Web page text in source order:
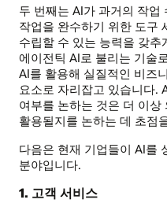
두 번째는 AI가 과거의 작
작업을 완수하기 위한 도구
수립할 수 있는 능력을 갖
에이전틱 AI로 불리는 기술
AI를 활용해 실질적인 비즈
요소로 자리잡고 있습니다.
여부를 논하는 것은 더 이상
활용될지를 논하는 데 초점
다음은 현재 기업들이 AI를
분야입니다.
1. 고객 서비스